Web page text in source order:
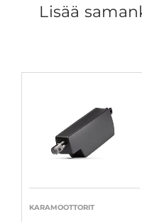
Lisää
KARAMOOTTORIT